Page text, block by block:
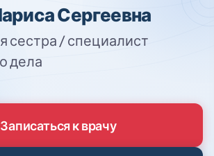
Сергеевна
сестра / специалист
дела
Записаться к врачу